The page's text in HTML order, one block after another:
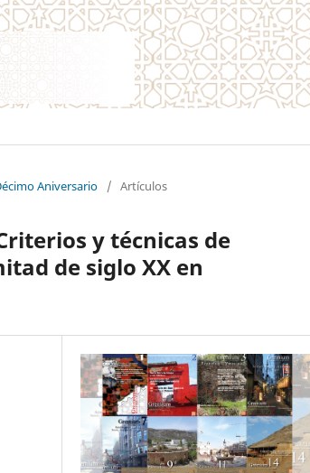
Aniversario / Artículos
y técnicas de
de siglo XX en